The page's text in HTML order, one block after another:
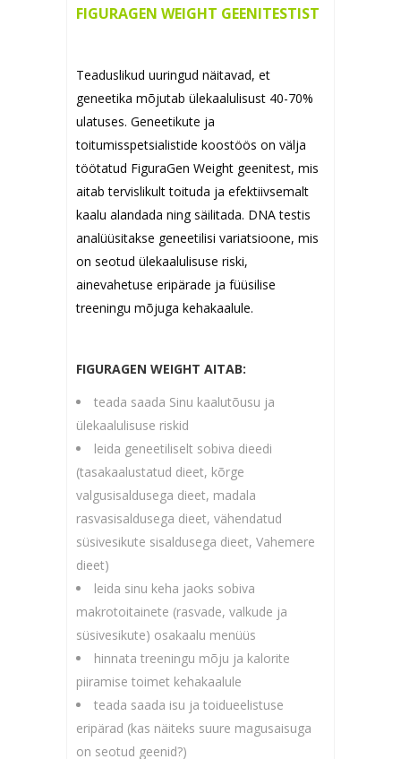
FIGURAGEN WEIGHT GEENITESTIST
Teaduslikud uuringud näitavad, et
geneetika mõjutab ülekaalulisust 40-70%
ulatuses. Geneetikute ja
toitumisspetsialistide koostöös on välja
töötatud FiguraGen Weight geenitest, mis
aitab tervislikult toituda ja efektiivsemalt
kaalu alandada ning säilitada. DNA testis
analüüsitakse geneetilisi variatsioone, mis
on seotud ülekaalulisuse riski,
ainevahetuse eripärade ja füüsilise
treeningu mõjuga kehakaalule.
FIGURAGEN WEIGHT AITAB:
teada saada Sinu kaalutõusu ja
ülekaalulisuse riskid
leida geneetiliselt sobiva dieedi
(tasakaalustatud dieet, kõrge
valgusisaldusega dieet, madala
rasvasisaldusega dieet, vähendatud
süsivesikute sisaldusega dieet, Vahemere
dieet)
leida sinu keha jaoks sobiva
makrotoitainete (rasvade, valkude ja
süsivesikute) osakaalu menüüs
hinnata treeningu mõju ja kalorite
piiramise toimet kehakaalule
teada saada isu ja toidueelistuse
eripärad (kas näiteks suure magusaisuga
on seotud geenid?)